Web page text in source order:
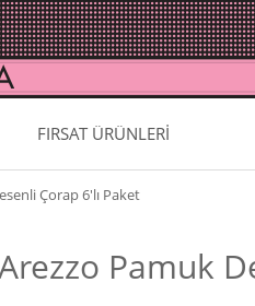
FIRSAT ÜRÜNLERİ
Çorap 6'lı Paket
Pamuk